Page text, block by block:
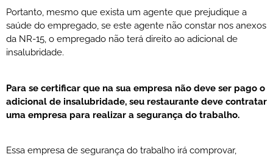
Portanto, mesmo que exista um agente que prejudique a
saúde do empregado, se este agente não constar nos anexos
da NR-15, o empregado não terá direito ao adicional de
insalubridade.
Para se certificar que na sua empresa não deve ser pago o
adicional de insalubridade, seu restaurante deve contratar
uma empresa para realizar a segurança do trabalho.
Essa empresa de segurança do trabalho irá comprovar,